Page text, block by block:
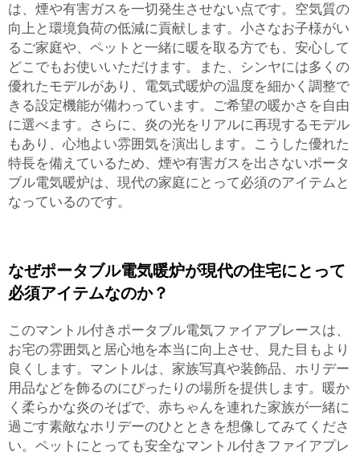
は、煙や有害ガスを一切発生させない点です。空気質の
向上と環境負荷の低減に貢献します。小さなお子様がい
るご家庭や、ペットと一緒に暖を取る方でも、安心して
どこでもお使いいただけます。また、シンヤには多くの
優れたモデルがあり、電気式暖炉の温度を細かく調整で
きる設定機能が備わっています。ご希望の暖かさを自由
に選べます。さらに、炎の光をリアルに再現するモデル
もあり、心地よい雰囲気を演出します。こうした優れた
特長を備えているため、煙や有害ガスを出さないポータ
ブル電気暖炉は、現代の家庭にとって必須のアイテムと
なっているのです。
なぜポータブル電気暖炉が現代の住宅にとって
必須アイテムなのか？
このマントル付きポータブル電気ファイアプレースは、
お宅の雰囲気と居心地を本当に向上させ、見た目もより
良くします。マントルは、家族写真や装飾品、ホリデー
用品などを飾るのにぴったりの場所を提供します。暖か
く柔らかな炎のそばで、赤ちゃんを連れた家族が一緒に
過ごす素敵なホリデーのひとときを想像してみてくださ
い。ペットにとっても安全なマントル付きファイアプレ